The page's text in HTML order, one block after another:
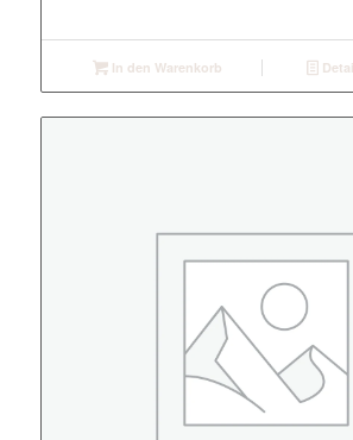
In den Warenkorb